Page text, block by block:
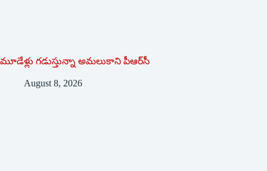
మూడేళ్లు గ‌డుస్తున్నా అమ‌లుకాని పీఆర్‌సీ
August 8, 2026